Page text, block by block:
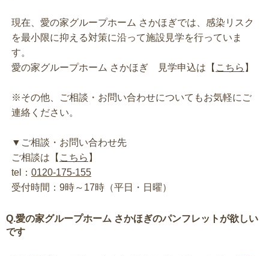
現在、愛の家グループホーム さかほぎでは、感染リスク
を最小限に抑える対策に沿って施設見学を行っていま
す。
愛の家グループホーム さかほぎ 見学申込は【 こちら 】
※その他、ご相談・お問い合わせについてもお気軽にご
連絡ください。
▼ご相談・お問い合わせ先
ご相談は【 こちら 】
tel： 0120-175-155
受付時間：9時～17時（平日・日曜）
Q.愛の家グループホーム さかほぎのパンフレットが欲しい
です